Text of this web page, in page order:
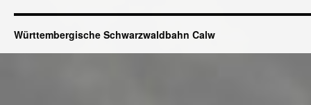
Württembergische Schwarzwaldbahn Calw